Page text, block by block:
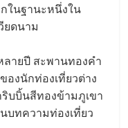
ในฐานะหนึ่งใน
ดนาม
ายปี สะพานทองคํา
องนักท่องเที่ยวต่าง
บบิ้นสีทองข้ามภูเขา
บทความท่องเที่ยว